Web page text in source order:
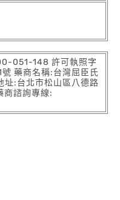
051-148 許可執照字
藥商名稱:台灣屈臣氏
址:台北市松山區八德路
商諮詢專線: